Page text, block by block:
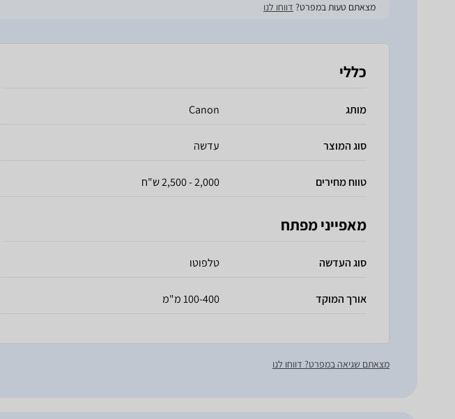
מצאתם טעות במפרט? דווחו לנו
כללי
מותג Canon
סוג המוצר עדשה
טווח מחירים 2,000 - 2,500 ש"ח
מאפייני מפתח
סוג העדשה טלפוטו
אורך המוקד 100-400 מ"מ
מצאתם שגיאה במפרט? דווחו לנו